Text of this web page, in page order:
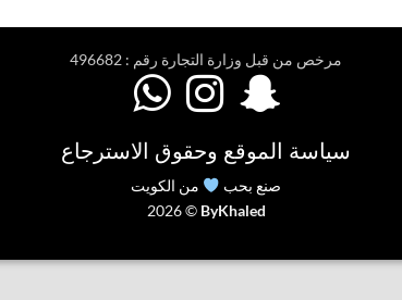
مرخص من قبل وزارة التجارة رقم : 496682
  
سياسة الموقع وحقوق الاسترجاع
صنع بحب
من الكويت
2026 © ByKhaled